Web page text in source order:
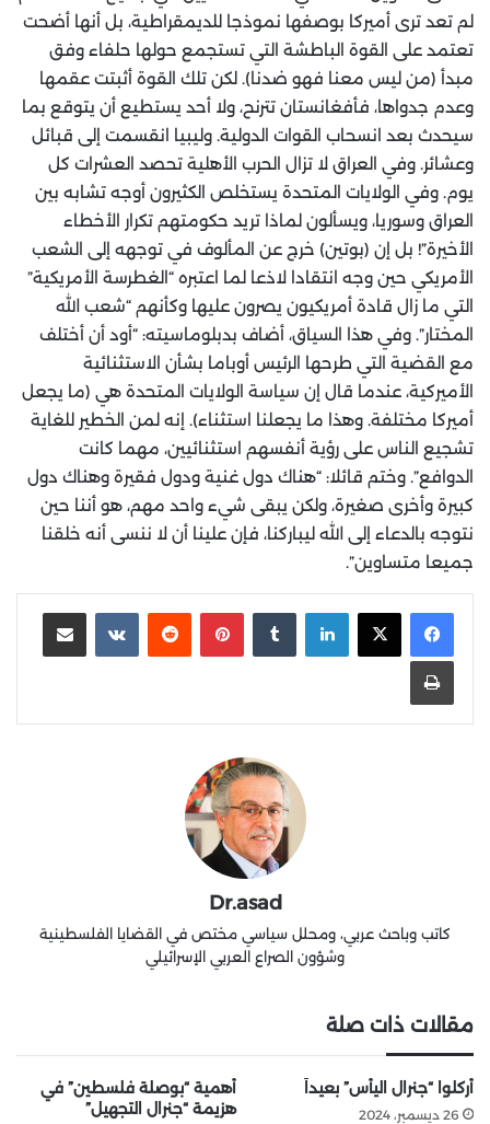
لم تعد ترى أميركا بوصفها نموذجا للديمقراطية، بل أنها أضحت
تعتمد على القوة الباطشة التي تستجمع حولها حلفاء وفق
مبدأ (من ليس معنا فهو ضدنا). لكن تلك القوة أثبتت عقمها
وعدم جدواها، فأفغانستان تترنح، ولا أحد يستطيع أن يتوقع بما
سيحدث بعد انسحاب القوات الدولية. وليبيا انقسمت إلى قبائل
وعشائر. وفي العراق لا تزال الحرب الأهلية تحصد العشرات كل
يوم. وفي الولايات المتحدة يستخلص الكثيرون أوجه تشابه بين
العراق وسوريا، ويسألون لماذا تريد حكومتهم تكرار الأخطاء
الأخيرة”! بل إن (بوتين) خرج عن المألوف في توجهه إلى الشعب
الأمريكي حين وجه انتقادا لاذعا لما اعتبره “الغطرسة الأمريكية”
التي ما زال قادة أمريكيون يصرون عليها وكأنهم “شعب الله
المختار”. وفي هذا السياق، أضاف بدبلوماسيته: “أود أن أختلف
مع القضية التي طرحها الرئيس أوباما بشأن الاستثنائية
الأميركية، عندما قال إن سياسة الولايات المتحدة هي (ما يجعل
أميركا مختلفة. وهذا ما يجعلنا استثناء). إنه لمن الخطير للغاية
تشجيع الناس على رؤية أنفسهم استثنائيين، مهما كانت
الدوافع”. وختم قائلا: “هناك دول غنية ودول فقيرة وهناك دول
كبيرة وأخرى صغيرة، ولكن يبقى شيء واحد مهم، هو أننا حين
نتوجه بالدعاء إلى الله ليباركنا، فإن علينا أن لا ننسى أنه خلقنا
جميعا متساوين”.
لينكدإن بينتيريست
Dr.asad
كاتب وباحث عربي، ومحلل سياسي مختص في القضايا الفلسطينية
وشؤون الصراع العربي الإسرائيلي
مقالات ذات صلة
أُركلوا “جنرال اليأس” بعيداً
26 ديسمبر، 2024
أهمية “بوصلة فلسطين” في
هزيمة “جنرال التجهيل”